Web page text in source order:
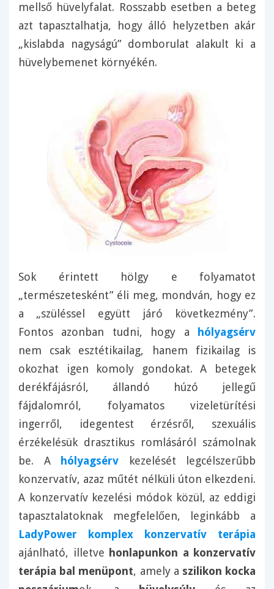
mellső hüvelyfalat. Rosszabb esetben a beteg
azt tapasztalhatja, hogy álló helyzetben akár
„kislabda nagyságú” domborulat alakult ki a
hüvelybemenet környékén.
Sok érintett hölgy e folyamatot
„természetesként” éli meg, mondván, hogy ez
a „szüléssel együtt járó következmény”.
Fontos azonban tudni, hogy a
hólyagsérv
nem csak esztétikailag, hanem fizikailag is
okozhat igen komoly gondokat. A betegek
derékfájásról, állandó húzó jellegű
fájdalomról, folyamatos vizeletürítési
ingerről, idegentest érzésről, szexuális
érzékelésük drasztikus romlásáról számolnak
be. A
hólyagsérv kezelését legcélszerűbb
konzervatív, azaz műtét nélküli úton elkezdeni.
A konzervatív kezelési módok közül, az eddigi
tapasztalatoknak megfelelően, leginkább a
LadyPower komplex konzervatív terápia
ajánlható, illetve honlapunkon a konzervatív
terápia bal menüpont, amely a szilikon kocka